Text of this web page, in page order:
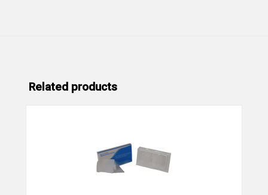
Related products